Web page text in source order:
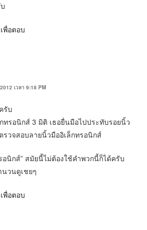
พื่อตอบ
เวลา 9:18 PM
รับ
ทรอนิกส์ 3 มิติ เธอยื่นมือไปประทับรอยนิ้ว
รวจสอบลายนิ้วมืออิเล็กทรอนิกส์
อนิกส์” สมัยนี้ไม่ต้องใช้คำพวกนี้ก็ได้ครับ
วนดูเชยๆ
พื่อตอบ